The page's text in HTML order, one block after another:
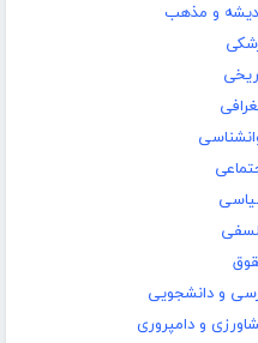
و مذهب
و دانشجویی
و دامپروری